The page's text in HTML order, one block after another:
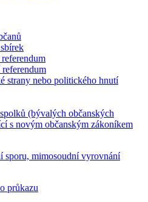
strany nebo politického hnutí
(bývalých občanských
s novým občanským zákoníkem
sporu, mimosoudní vyrovnání
průkazu